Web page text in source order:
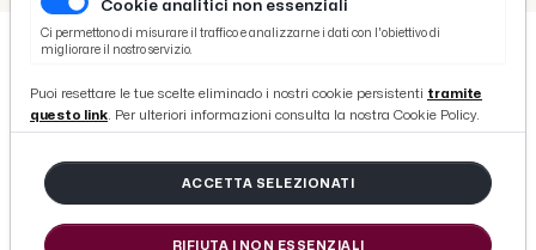
San Benedetto, Ama Aquilone
incontra gli studenti
dell’Università Politecnica delle
Marche
Cookie analitici non essenziali
Ci permettono di misurare il traffico e analizzarne i dati con l'obiettivo di
migliorare il nostro servizio.
Puoi resettare le tue scelte eliminado i nostri cookie persistenti tramite
questo link. Per ulteriori informazioni consulta la nostra Cookie Policy.
ACCETTA SELEZIONATI
RIFIUTA I NON ESSENZIALI
Ciclismo